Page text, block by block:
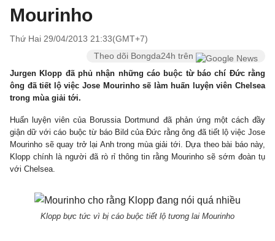
Mourinho
Thứ Hai 29/04/2013 21:33(GMT+7)
Theo dõi Bongda24h trên
Jurgen Klopp đã phủ nhận những cáo buộc từ báo chí Đức rằng
ông đã tiết lộ việc Jose Mourinho sẽ làm huấn luyện viên Chelsea
trong mùa giải tới.
Huấn luyện viên của Borussia Dortmund đã phản ứng một cách đầy
giận dữ với cáo buộc từ báo Bild của Đức rằng ông đã tiết lộ việc Jose
Mourinho sẽ quay trở lại Anh trong mùa giải tới. Dựa theo bài báo này,
Klopp chính là người đã rò rỉ thông tin rằng Mourinho sẽ sớm đoàn tụ
với Chelsea.
Klopp bực tức vì bị cáo buộc tiết lộ tương lai Mourinho